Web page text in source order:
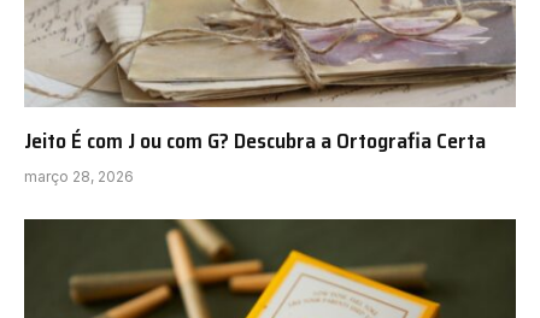
Jeito É com J ou com G? Descubra a Ortografia Certa
março 28, 2026